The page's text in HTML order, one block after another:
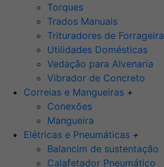
Torques
Trados Manuais
Trituradores de Forrageira
Utilidades Domésticas
Vedação para Alvenaria
Vibrador de Concreto
Correias e Mangueiras +
Conexões
Mangueira
Elétricas e Pneumáticas +
Balancim de sustentação
Calafetador Pneumático